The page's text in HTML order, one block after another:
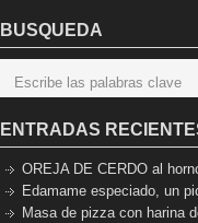
BUSQUEDA
ENTRADAS
OREJA DE CERDO al
Edamame especiado, un
Masa de pizza con harina